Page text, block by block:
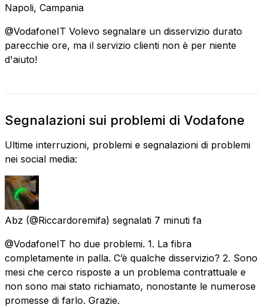
Napoli, Campania
@VodafoneIT Volevo segnalare un disservizio durato
parecchie ore, ma il servizio clienti non è per niente
d'aiuto!
Segnalazioni sui problemi di Vodafone
Ultime interruzioni, problemi e segnalazioni di problemi
nei social media:
Abz (@Riccardoremifa) segnalati 7 minuti fa
@VodafoneIT ho due problemi. 1. La fibra
completamente in palla. C’è qualche disservizio? 2. Sono
mesi che cerco risposte a un problema contrattuale e
non sono mai stato richiamato, nonostante le numerose
promesse di farlo. Grazie.